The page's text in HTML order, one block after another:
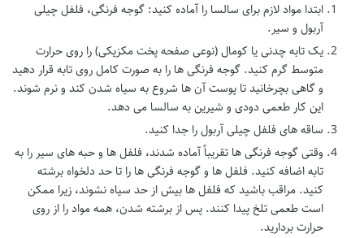
ابتدا مواد لازم برای سالسا را آماده کنید: گوجه فرنگی، فلفل چیلی
آربول و سیر.
یک تابه چدنی یا کومال (نوعی صفحه پخت مکزیکی) را روی حرارت
متوسط گرم کنید. گوجه فرنگی ها را به صورت کامل روی تابه قرار دهید
و گاهی بچرخانید تا پوست آن ها شروع به سیاه شدن کند و نرم شوند.
این کار طعمی دودی و شیرین به سالسا می دهد.
ساقه های فلفل چیلی آربول را جدا کنید.
وقتی گوجه فرنگی ها تقریباً آماده شدند، فلفل ها و حبه های سیر را به
تابه اضافه کنید. فلفل ها و گوجه فرنگی ها را تا حد دلخواه برشته
کنید. مراقب باشید که فلفل ها بیش از حد سیاه نشوند، زیرا ممکن
است طعمی تلخ پیدا کنند. پس از برشته شدن، همه مواد را از روی
حرارت بردارید.